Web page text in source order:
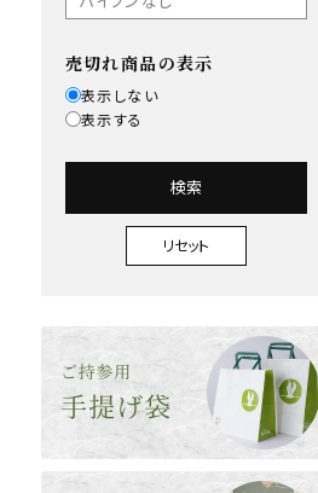
売切れ商品の表示
表示しない
表示する
検索
リセット